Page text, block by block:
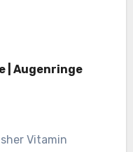
| Augenringe
Vitamin